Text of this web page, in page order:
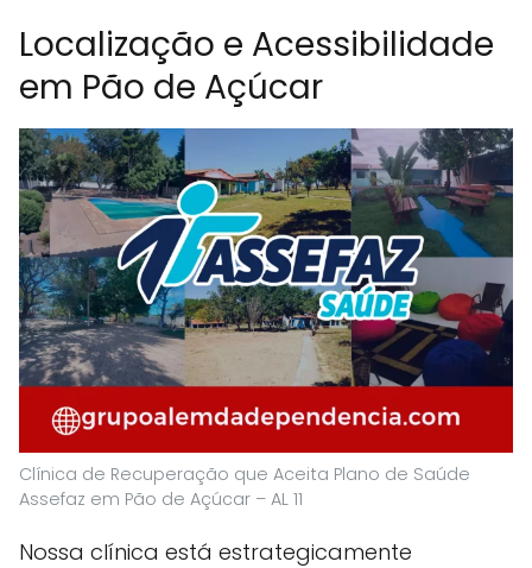
Localização e Acessibilidade
em Pão de Açúcar
Clínica de Recuperação que Aceita Plano de Saúde
Assefaz em Pão de Açúcar – AL 11
Nossa clínica está estrategicamente